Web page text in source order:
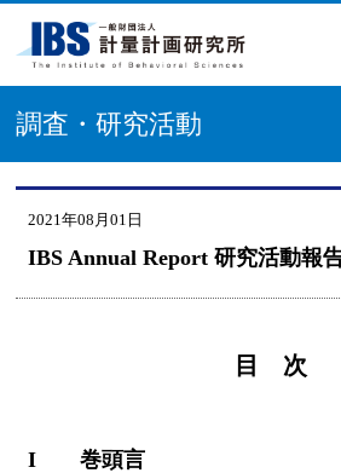
調査・研究活動
2021年08月01日
IBS Annual Report 研究活動報
目 次
I 巻頭言